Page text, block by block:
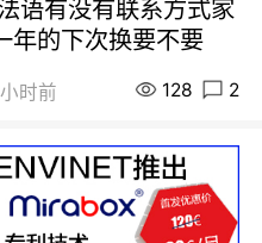
语有没有联系方式家
年的下次换要不要
时前 128 2